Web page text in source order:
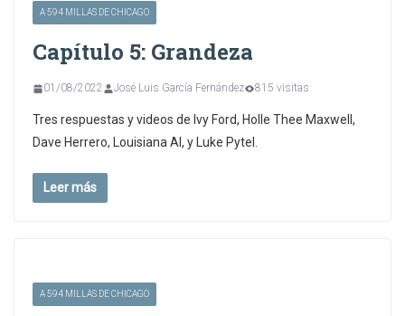
A 594 MILLAS DE CHICAGO
Capítulo 5: Grandeza
01/08/2022 José Luis García Fernández 815 visitas
Tres respuestas y videos de Ivy Ford, Holle Thee Maxwell,
Dave Herrero, Louisiana Al, y Luke Pytel.
Leer más
A 594 MILLAS DE CHICAGO